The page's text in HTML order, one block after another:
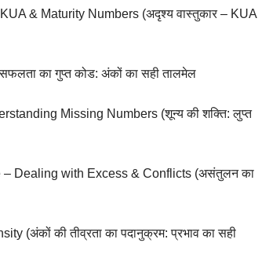
& Maturity Numbers (अदृश्य वास्तुकार – KUA
का गुप्त कोड: अंकों का सही तालमेल
Missing Numbers (शून्य की शक्ति: लुप्त
– Dealing with Excess & Conflicts (असंतुलन का
(अंकों की तीव्रता का पदानुक्रम: प्रभाव का सही